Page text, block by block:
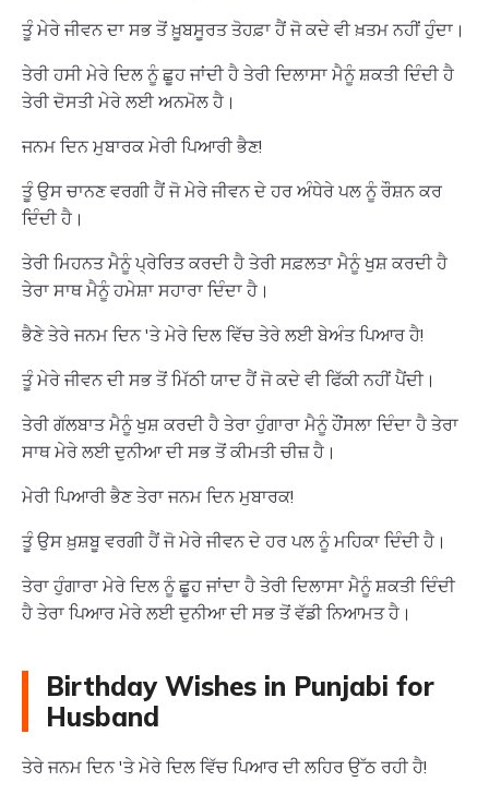
ਤੂੰ ਮੇਰੇ ਜੀਵਨ ਦਾ ਸਭ ਤੋਂ ਖ਼ੂਬਸੂਰਤ ਤੋਹਫ਼ਾ ਹੈਂ ਜੋ ਕਦੇ ਵੀ ਖ਼ਤਮ ਨਹੀਂ ਹੁੰਦਾ।
ਤੇਰੀ ਹਸੀ ਮੇਰੇ ਦਿਲ ਨੂੰ ਛੂਹ ਜਾਂਦੀ ਹੈ ਤੇਰੀ ਦਿਲਾਸਾ ਮੈਨੂੰ ਸ਼ਕਤੀ ਦਿੰਦੀ ਹੈ
ਤੇਰੀ ਦੋਸਤੀ ਮੇਰੇ ਲਈ ਅਨਮੋਲ ਹੈ।
ਜਨਮ ਦਿਨ ਮੁਬਾਰਕ ਮੇਰੀ ਪਿਆਰੀ ਭੈਣ!
ਤੂੰ ਉਸ ਚਾਨਣ ਵਰਗੀ ਹੈਂ ਜੋ ਮੇਰੇ ਜੀਵਨ ਦੇ ਹਰ ਅੰਧੇਰੇ ਪਲ ਨੂੰ ਰੌਸ਼ਨ ਕਰ
ਦਿੰਦੀ ਹੈ।
ਤੇਰੀ ਮਿਹਨਤ ਮੈਨੂੰ ਪ੍ਰੇਰਿਤ ਕਰਦੀ ਹੈ ਤੇਰੀ ਸਫ਼ਲਤਾ ਮੈਨੂੰ ਖੁਸ਼ ਕਰਦੀ ਹੈ
ਤੇਰਾ ਸਾਥ ਮੈਨੂੰ ਹਮੇਸ਼ਾ ਸਹਾਰਾ ਦਿੰਦਾ ਹੈ।
ਭੈਣੇ ਤੇਰੇ ਜਨਮ ਦਿਨ 'ਤੇ ਮੇਰੇ ਦਿਲ ਵਿੱਚ ਤੇਰੇ ਲਈ ਬੇਅੰਤ ਪਿਆਰ ਹੈ!
ਤੂੰ ਮੇਰੇ ਜੀਵਨ ਦੀ ਸਭ ਤੋਂ ਮਿੱਠੀ ਯਾਦ ਹੈਂ ਜੋ ਕਦੇ ਵੀ ਫਿੱਕੀ ਨਹੀਂ ਪੈਂਦੀ।
ਤੇਰੀ ਗੱਲਬਾਤ ਮੈਨੂੰ ਖੁਸ਼ ਕਰਦੀ ਹੈ ਤੇਰਾ ਹੁੰਗਾਰਾ ਮੈਨੂੰ ਹੌਂਸਲਾ ਦਿੰਦਾ ਹੈ ਤੇਰਾ
ਸਾਥ ਮੇਰੇ ਲਈ ਦੁਨੀਆ ਦੀ ਸਭ ਤੋਂ ਕੀਮਤੀ ਚੀਜ਼ ਹੈ।
ਮੇਰੀ ਪਿਆਰੀ ਭੈਣ ਤੇਰਾ ਜਨਮ ਦਿਨ ਮੁਬਾਰਕ!
ਤੂੰ ਉਸ ਖ਼ੁਸ਼ਬੂ ਵਰਗੀ ਹੈਂ ਜੋ ਮੇਰੇ ਜੀਵਨ ਦੇ ਹਰ ਪਲ ਨੂੰ ਮਹਿਕਾ ਦਿੰਦੀ ਹੈ।
ਤੇਰਾ ਹੁੰਗਾਰਾ ਮੇਰੇ ਦਿਲ ਨੂੰ ਛੂਹ ਜਾਂਦਾ ਹੈ ਤੇਰੀ ਦਿਲਾਸਾ ਮੈਨੂੰ ਸ਼ਕਤੀ ਦਿੰਦੀ
ਹੈ ਤੇਰਾ ਪਿਆਰ ਮੇਰੇ ਲਈ ਦੁਨੀਆ ਦੀ ਸਭ ਤੋਂ ਵੱਡੀ ਨਿਆਮਤ ਹੈ।
Birthday Wishes in Punjabi for
Husband
ਤੇਰੇ ਜਨਮ ਦਿਨ 'ਤੇ ਮੇਰੇ ਦਿਲ ਵਿੱਚ ਪਿਆਰ ਦੀ ਲਹਿਰ ਉੱਠ ਰਹੀ ਹੈ!